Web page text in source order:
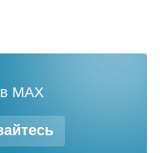
MAX